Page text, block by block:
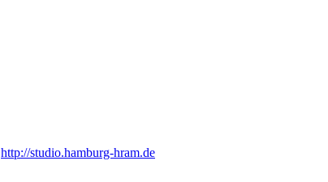
http://studio.hamburg-hram.de